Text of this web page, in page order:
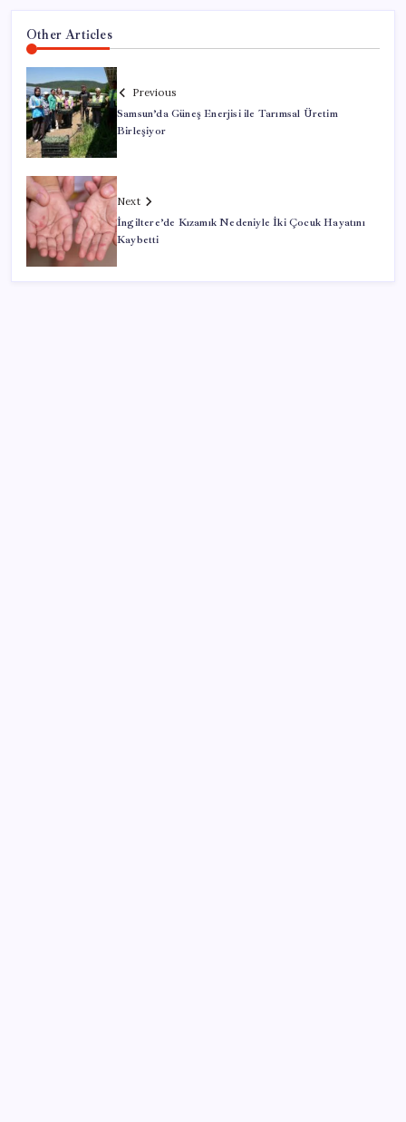
Other Articles
Previous
Samsun’da Güneş Enerjisi ile Tarımsal Üretim
Birleşiyor
Next
İngiltere’de Kızamık Nedeniyle İki Çocuk Hayatını
Kaybetti